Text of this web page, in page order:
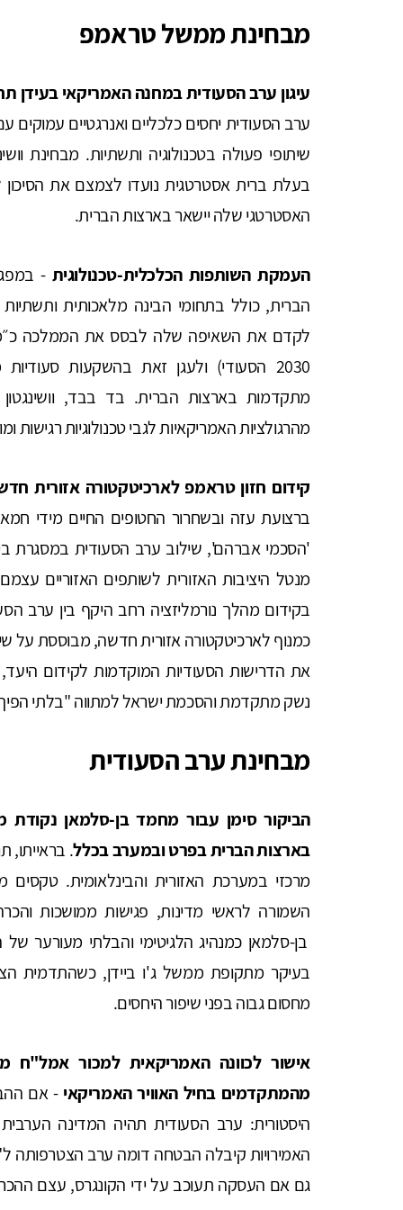
מבחינת ממשל טראמפ
עיגון ערב הסעודית במחנה האמריקאי בעידן
שיתופי פעולה בטכנולוגיה ותשתיות. מבחינת
בעלת ברית אסטרטגית נועדו לצמצם את
האסטרטגי שלה יישאר בארצות הברית.
העמקת השותפות הכלכלית-טכנולוגית -
הברית, כולל בתחומי הבינה מלאכותית
לקדם את השאיפה שלה לבסס את הממלכה
2030 הסעודי) ולעגן זאת בהשקעות
מתקדמות בארצות הברית. בד בבד,
מהרגולציות האמריקאיות לגבי טכנולוגיות רגישות
קידום חזון טראמפ לארכיטקטורה אזורית
ברצועת עזה ובשחרור החטופים החיים מידי
'הסכמי אברהם', שילוב ערב הסעודית במסגרת
מנטל היציבות האזורית לשותפים האזוריים
בקידום מהלך נורמליזציה רחב היקף בין ערב
כמנוף לארכיטקטורה אזורית חדשה, מבוססת על
את הדרישות הסעודיות המוקדמות לקידום היעד,
נשק מתקדמת והסכמת ישראל למתווה "בלתי
מבחינת ערב הסעודית
הביקור סימן עבור מחמד בן-סלמאן
בארצות הברית בפרט ובמערב בכלל. בראייתו,
מרכזי במערכת האזורית והבינלאומית.
השמורה לראשי מדינות, פגישות ממושכות
בן-סלמאן כמנהיג הלגיטימי והבלתי מעורער
בעיקר מתקופת ממשל ג'ו ביידן, כשהתדמית
מחסום גבוה בפני שיפור היחסים.
אישור לכוונה האמריקאית למכור אמל"ח
מהמתקדמים בחיל האוויר האמריקאי - אם
היסטורית: ערב הסעודית תהיה המדינה
האמירויות קיבלה הבטחה דומה ערב
גם אם העסקה תעוכב על ידי הקונגרס, עצם